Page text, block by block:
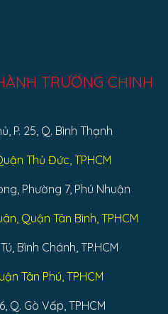
TRƯỜNG CHINH
P. 25, Q. Bình Thạnh
Thủ Đức, TPHCM
Phường 7, Phú Nhuận
Quận Tân Bình, TPHCM
Bình Chánh, TP.HCM
Tân Phú, TPHCM
Q. Gò Vấp, TPHCM